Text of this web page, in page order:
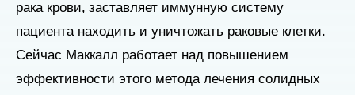
рака крови, заставляет иммунную систему
пациента находить и уничтожать раковые клетки.
Сейчас Маккалл работает над повышением
эффективности этого метода лечения солидных